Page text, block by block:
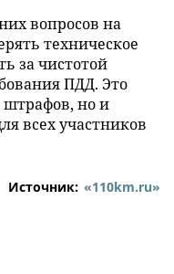
вопросов на
техническое
за чистотой
ПДД. Это
но и
всех участников
Источник: «110km.ru»